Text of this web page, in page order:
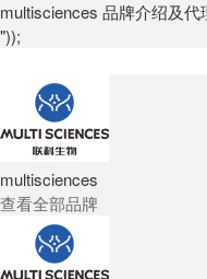
multisciences 品牌介绍及
"));
multisciences
查看全部品牌